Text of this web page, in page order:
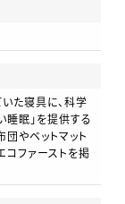
います。座学
配属直前には
ち居振る舞い
ォローアップ
～3年目合同）
期的に同期に
た寝具に、科学
睡眠」を提供する
やベットマット
コファーストを掲